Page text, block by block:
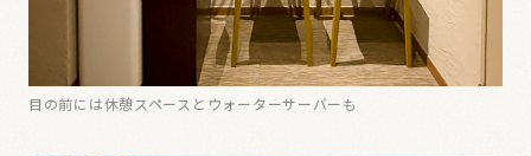
目の前には休憩スペースとウォーターサーバーも